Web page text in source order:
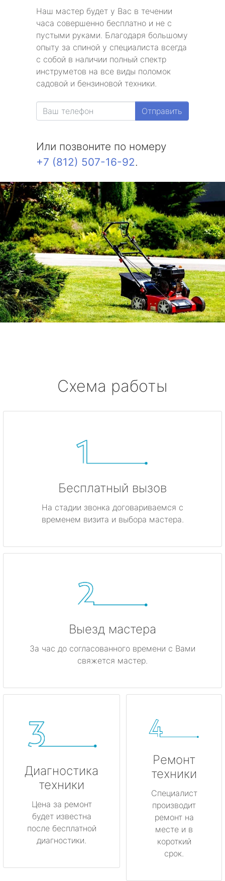
Наш мастер будет у Вас в течении
часа совершенно бесплатно и не с
пустыми руками. Благодаря большому
опыту за спиной у специалиста всегда
с собой в наличии полный спектр
инструметов на все виды поломок
садовой и бензиновой техники.
Отправить
Или позвоните по номеру
+7 (812) 507-16-92.
Схема работы
Бесплатный вызов
На стадии звонка договариваемся с
временем визита и выбора мастера.
Выезд мастера
За час до согласованного времени с Вами
свяжется мастер.
Диагностика
техники
Цена за ремонт
будет известна
после бесплатной
диагностики.
Ремонт
техники
Специалист
производит
ремонт на
месте и в
короткий
срок.